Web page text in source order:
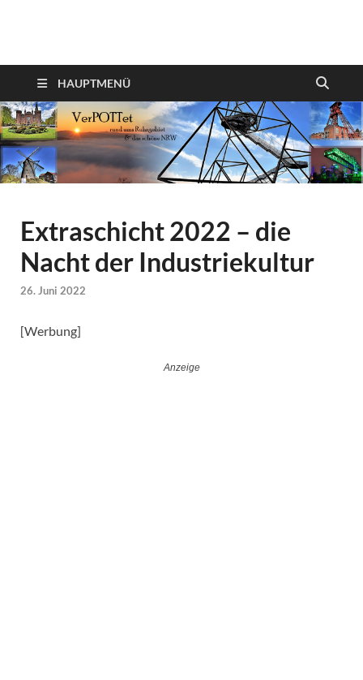
VerPOTTet
HAUPTMENÜ
Extraschicht 2022 – die
Nacht der Industriekultur
26. Juni 2022
[Werbung]